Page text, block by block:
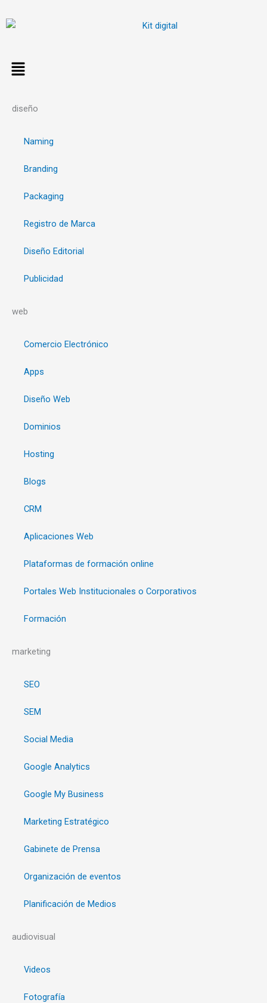
diseño
Naming
Branding
Packaging
Registro de Marca
Diseño Editorial
Publicidad
web
Comercio Electrónico
Apps
Diseño Web
Dominios
Hosting
Blogs
CRM
Aplicaciones Web
Plataformas de formación online
Portales Web Institucionales o Corporativos
Formación
marketing
SEO
SEM
Social Media
Google Analytics
Google My Business
Marketing Estratégico
Gabinete de Prensa
Organización de eventos
Planificación de Medios
audiovisual
Videos
Fotografía